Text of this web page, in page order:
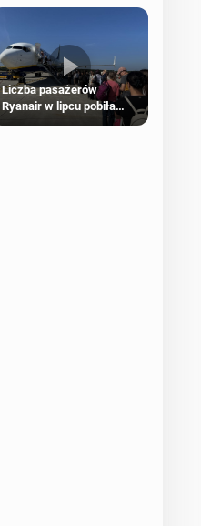
matki
Liczba pasażerów
Ryanair w lipcu pobiła
rekord